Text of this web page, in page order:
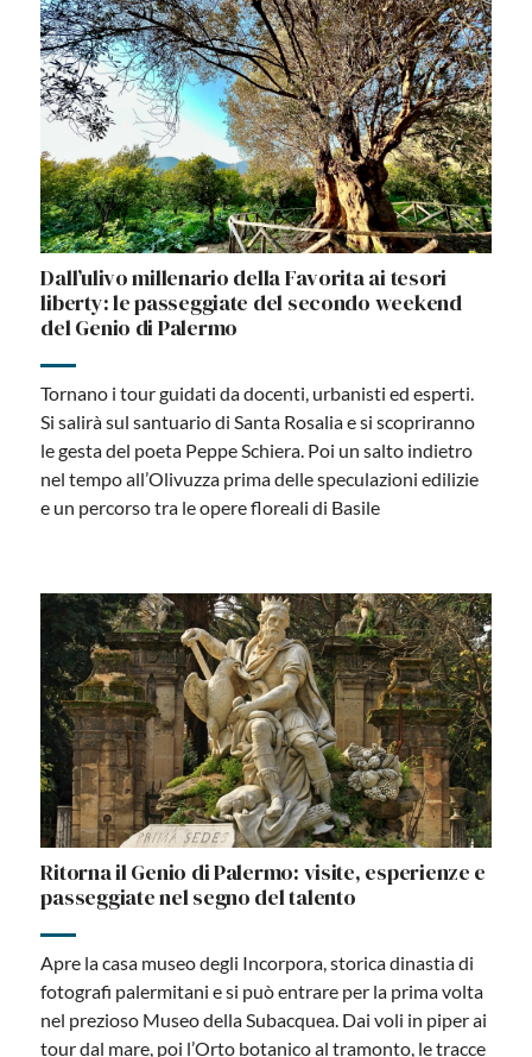
Dall’ulivo millenario della Favorita ai tesori
liberty: le passeggiate del secondo weekend
del Genio di Palermo
Tornano i tour guidati da docenti, urbanisti ed esperti.
Si salirà sul santuario di Santa Rosalia e si scopriranno
le gesta del poeta Peppe Schiera. Poi un salto indietro
nel tempo all’Olivuzza prima delle speculazioni edilizie
e un percorso tra le opere floreali di Basile
Ritorna il Genio di Palermo: visite, esperienze e
passeggiate nel segno del talento
Apre la casa museo degli Incorpora, storica dinastia di
fotografi palermitani e si può entrare per la prima volta
nel prezioso Museo della Subacquea. Dai voli in piper ai
tour dal mare, poi l’Orto botanico al tramonto, le tracce